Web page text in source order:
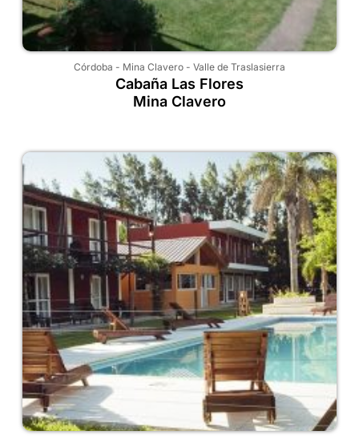
Córdoba - Mina Clavero - Valle de Traslasierra
Cabaña Las Flores
Mina Clavero